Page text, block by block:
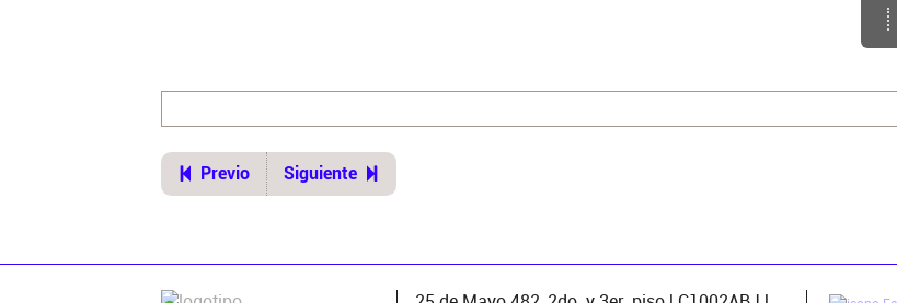
ui=1&recno=15417&id=CPAU.1.15417
Previo Siguiente